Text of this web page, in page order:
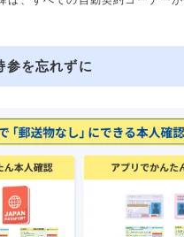
参を忘れずに